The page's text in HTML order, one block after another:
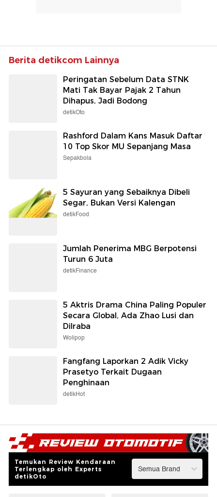
Berita detikcom Lainnya
Peringatan Sebelum Data STNK
Mati Tak Bayar Pajak 2 Tahun
Dihapus, Jadi Bodong
detikOto
Rashford Dalam Kans Masuk Daftar
10 Top Skor MU Sepanjang Masa
Sepakbola
5 Sayuran yang Sebaiknya Dibeli
Segar, Bukan Versi Kalengan
detikFood
Jumlah Penerima MBG Berpotensi
Turun 6 Juta
detikFinance
5 Aktris Drama China Paling Populer
Secara Global, Ada Zhao Lusi dan
Dilraba
Wolipop
Fangfang Laporkan 2 Adik Vicky
Prasetyo Terkait Dugaan
Penghinaan
detikHot
Temukan Review Kendaraan
Terlengkap oleh Experts
detikOto